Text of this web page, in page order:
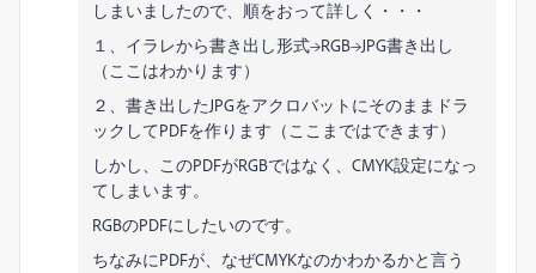
しまいましたので、順をおって詳しく・・・
１、イラレから書き出し形式→RGB→JPG書き出し
（ここはわかります）
２、書き出したJPGをアクロバットにそのままドラ
ックしてPDFを作ります（ここまではできます）
しかし、このPDFがRGBではなく、CMYK設定になっ
てしまいます。
RGBのPDFにしたいのです。
ちなみにPDFが、なぜCMYKなのかわかるかと言う